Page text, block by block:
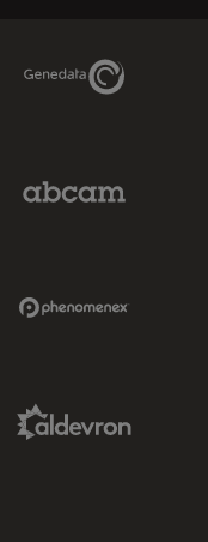
Genedata Link